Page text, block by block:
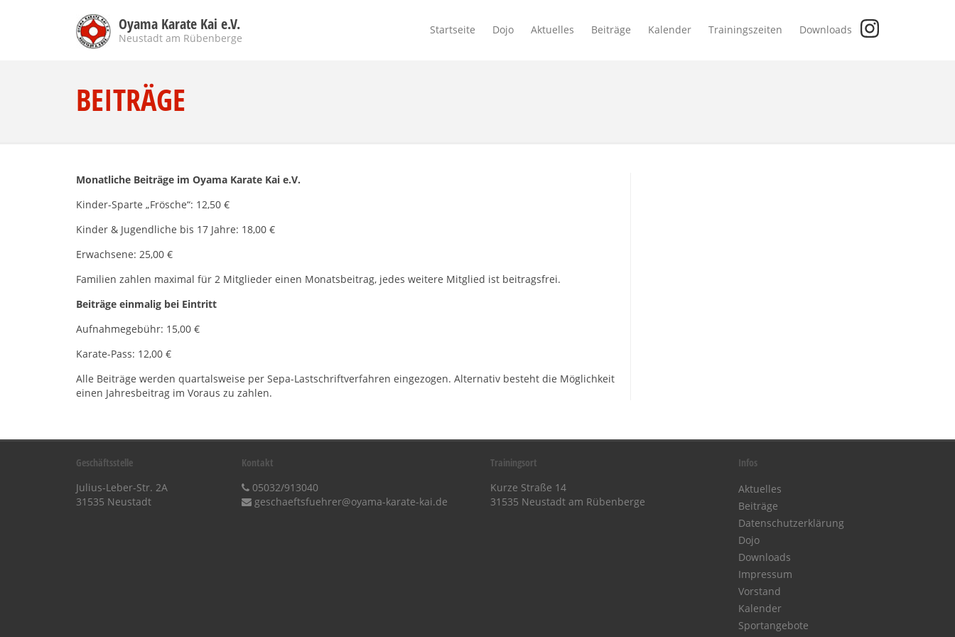
Oyama Karate Kai e.V.
Neustadt am Rübenberge
Startseite Dojo Aktuelles Beiträge Kalender Trainingszeiten Downloads
BEITRÄGE
Monatliche Beiträge im Oyama Karate Kai e.V.
Kinder-Sparte „Frösche“: 12,50 €
Kinder & Jugendliche bis 17 Jahre: 18,00 €
Erwachsene: 25,00 €
Familien zahlen maximal für 2 Mitglieder einen Monatsbeitrag, jedes weitere Mitglied ist beitragsfrei.
Beiträge einmalig bei Eintritt
Aufnahmegebühr: 15,00 €
Karate-Pass: 12,00 €
Alle Beiträge werden quartalsweise per Sepa-Lastschriftverfahren eingezogen. Alternativ besteht die Möglichkeit
einen Jahresbeitrag im Voraus zu zahlen.
Geschäftsstelle
Julius-Leber-Str. 2A
31535 Neustadt
Kontakt
05032/913040
geschaeftsfuehrer@oyama-karate-kai.de
Trainingsort
Kurze Straße 14
31535 Neustadt am Rübenberge
Infos
Aktuelles
Beiträge
Datenschutzerklärung
Dojo
Downloads
Impressum
Vorstand
Kalender
Sportangebote